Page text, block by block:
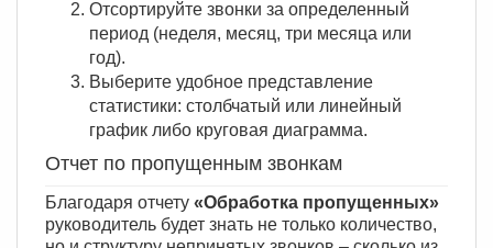
Отсортируйте звонки за определенный
период (неделя, месяц, три месяца или
год).
Выберите удобное представление
статистики: столбчатый или линейный
график либо круговая диаграмма.
Отчет по пропущенным звонкам
Благодаря отчету «Обработка пропущенных»
руководитель будет знать не только количество,